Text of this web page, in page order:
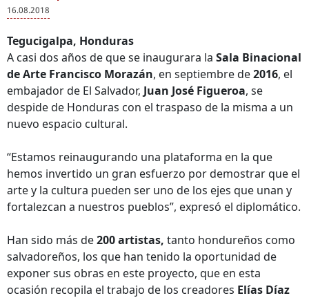
16.08.2018
Tegucigalpa, Honduras
A casi dos años de que se inaugurara la Sala Binacional
de Arte Francisco Morazán, en septiembre de2016, el
embajador de El Salvador, Juan José Figueroa, se
despide de Honduras con el traspaso de la misma a un
nuevo espacio cultural.
“Estamos reinaugurando una plataforma en la que
hemos invertido un gran esfuerzo por demostrar que el
arte y la cultura pueden ser uno de los ejes que unan y
fortalezcan a nuestros pueblos”, expresó el diplomático.
Han sido más de200 artistas, tanto hondureños como
salvadoreños, los que han tenido la oportunidad de
exponer sus obras en este proyecto, que en esta
ocasión recopila el trabajo de los creadores Elías Díaz